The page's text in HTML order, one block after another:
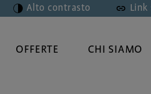
Alto contrasto
OFFERTE CHI SIAMO